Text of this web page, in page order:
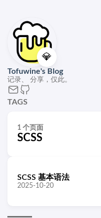
💎
Tofuwine's Blog
记录、 分享，仅此。
TAGS
1 个页面
SCSS
SCSS 基本语法
2025-10-20